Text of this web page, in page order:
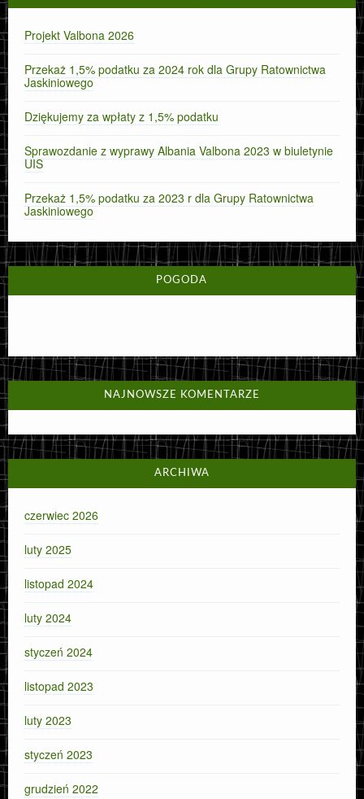
Projekt Valbona 2026
Przekaż 1,5% podatku za 2024 rok dla Grupy Ratownictwa
Jaskiniowego
Dziękujemy za wpłaty z 1,5% podatku
Sprawozdanie z wyprawy Albania Valbona 2023 w biuletynie
UIS
Przekaż 1,5% podatku za 2023 r dla Grupy Ratownictwa
Jaskiniowego
POGODA
NAJNOWSZE KOMENTARZE
ARCHIWA
czerwiec 2026
luty 2025
listopad 2024
luty 2024
styczeń 2024
listopad 2023
luty 2023
styczeń 2023
grudzień 2022